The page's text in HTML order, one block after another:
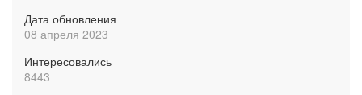
Дата обновления
08 апреля 2023
Интересовались
8443